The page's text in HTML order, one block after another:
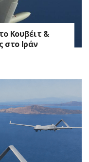
Κουβέιτ &
στο Ιράν